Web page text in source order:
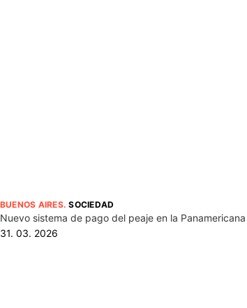
BUENOS AIRES.SOCIEDAD
Nuevo sistema de pago del peaje en la
31. 03. 2026